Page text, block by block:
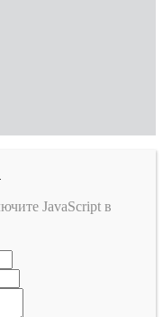
JavaScript в